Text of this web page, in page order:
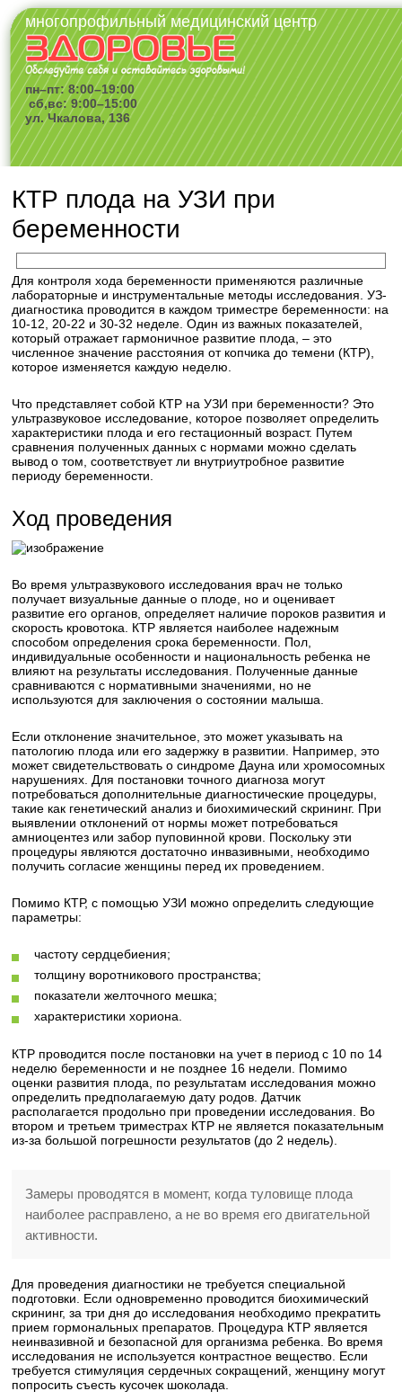
многопрофильный медицинский центр
пн–пт: 8:00–19:00
сб,вс: 9:00–15:00
ул. Чкалова, 136
КТР плода на УЗИ при
беременности
Для контроля хода беременности применяются различные
лабораторные и инструментальные методы исследования. УЗ-
диагностика проводится в каждом триместре беременности: на
10-12, 20-22 и 30-32 неделе. Один из важных показателей,
который отражает гармоничное развитие плода, – это
численное значение расстояния от копчика до темени (КТР),
которое изменяется каждую неделю.
Что представляет собой КТР на УЗИ при беременности? Это
ультразвуковое исследование, которое позволяет определить
характеристики плода и его гестационный возраст. Путем
сравнения полученных данных с нормами можно сделать
вывод о том, соответствует ли внутриутробное развитие
периоду беременности.
Ход проведения
Во время ультразвукового исследования врач не только
получает визуальные данные о плоде, но и оценивает
развитие его органов, определяет наличие пороков развития и
скорость кровотока. КТР является наиболее надежным
способом определения срока беременности. Пол,
индивидуальные особенности и национальность ребенка не
влияют на результаты исследования. Полученные данные
сравниваются с нормативными значениями, но не
используются для заключения о состоянии малыша.
Если отклонение значительное, это может указывать на
патологию плода или его задержку в развитии. Например, это
может свидетельствовать о синдроме Дауна или хромосомных
нарушениях. Для постановки точного диагноза могут
потребоваться дополнительные диагностические процедуры,
такие как генетический анализ и биохимический скрининг. При
выявлении отклонений от нормы может потребоваться
амниоцентез или забор пуповинной крови. Поскольку эти
процедуры являются достаточно инвазивными, необходимо
получить согласие женщины перед их проведением.
Помимо КТР, с помощью УЗИ можно определить следующие
параметры:
частоту сердцебиения;
толщину воротникового пространства;
показатели желточного мешка;
характеристики хориона.
КТР проводится после постановки на учет в период с 10 по 14
неделю беременности и не позднее 16 недели. Помимо
оценки развития плода, по результатам исследования можно
определить предполагаемую дату родов. Датчик
располагается продольно при проведении исследования. Во
втором и третьем триместрах КТР не является показательным
из-за большой погрешности результатов (до 2 недель).
Замеры проводятся в момент, когда туловище плода
наиболее расправлено, а не во время его двигательной
активности.
Для проведения диагностики не требуется специальной
подготовки. Если одновременно проводится биохимический
скрининг, за три дня до исследования необходимо прекратить
прием гормональных препаратов. Процедура КТР является
неинвазивной и безопасной для организма ребенка. Во время
исследования не используется контрастное вещество. Если
требуется стимуляция сердечных сокращений, женщину могут
попросить съесть кусочек шоколада.